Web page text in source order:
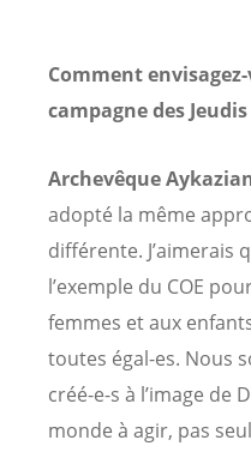
Comment
campagne des
Archevêque
adopté la même
différente. J’aimerais
l’exemple du COE
femmes et aux
toutes égal-es. Nous
créé-e-s à l’image de
monde à agir, pas